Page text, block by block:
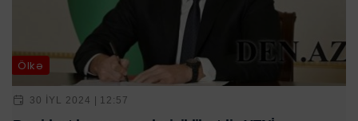
Ölkə
30 IYL 2024 | 12:57